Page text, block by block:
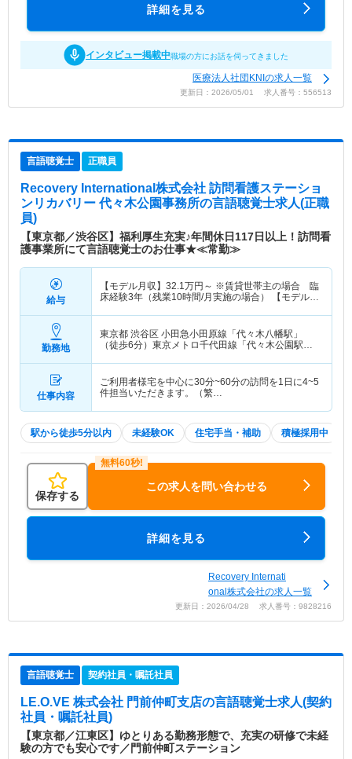
詳細を見る
インタビュー掲載中職場の方にお話を伺ってきました
医療法人社団KNIの求人一覧
更新日：2026/05/01 求人番号：556513
言語聴覚士 正職員
Recovery International株式会社 訪問看護ステーショ
ンリカバリー 代々木公園事務所の言語聴覚士求人(正職
員)
【東京都／渋谷区】福利厚生充実♪年間休日117日以上！訪問看
護事業所にて言語聴覚士のお仕事★≪常勤≫
給与
【モデル月収】 32.1万円～ ※賃貸世帯主の場合 臨
床経験3年（残業10時間/月実施の場合） 【モデル年
験3年（残業10時間/月実施の場合）
勤務地
東京都 渋谷区 小田急小田原線「代々木八幡駅」
（徒歩6分）東京メトロ千代田線「代々木公園駅」
仕事内容
ご利用者様宅を中心に30分~60分の訪問を1日に4~5
件担当いただきます。（繁…
駅から徒歩5分以内 未経験OK 住宅手当・補助 積極採用中
保存する
この求人を問い合わせる
詳細を見る
Recovery Internati
onal株式会社の求人一覧
更新日：2026/04/28 求人番号：9828216
言語聴覚士 契約社員・嘱託社員
LE.O.VE 株式会社 門前仲町支店の言語聴覚士求人(契約
社員・嘱託社員)
【東京都／江東区】ゆとりある勤務形態で、充実の研修で未経
験の方でも安心です／門前仲町ステーション